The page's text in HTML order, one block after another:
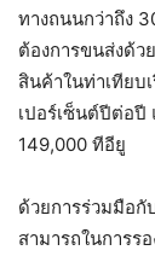
ทางถนนกว่าถึง
ต้องการขนส่งด้ว
สินค้าในท่าเทียบ
เปอร์เซ็นต์ปีต่อ
149,000 ทีอียู
ด้วยการร่วมมือกั
สามารถในการร